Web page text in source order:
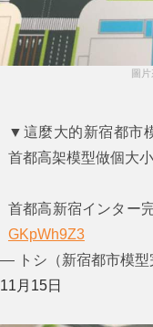
圖
▼這麼大的新宿都市
首都高架模型做個大
首都高新宿インター
GKpWh9Z3
— トシ（新宿都市模型
11月15日